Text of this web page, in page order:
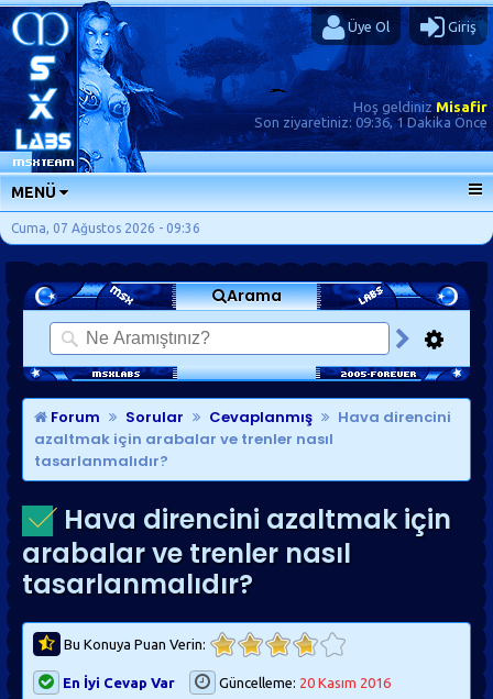
Üye Ol Giriş
Hoş geldinizMisafir
Son ziyaretiniz: 09:36, 1 Dakika Önce
MENÜ
ANA SAYFA
FORUMLAR
SORU-CEVAP
GÜNLÜKLER
SON MESAJLAR
KISAYOLLAR
Cuma, 07 Ağustos 2026 - 09:36
Arama
Forum Sorular Cevaplanmış
Hava direncini
azaltmak için arabalar ve trenler nasıl
tasarlanmalıdır?
Hava direncini azaltmak için
arabalar ve trenler nasıl
tasarlanmalıdır?
Bu Konuya Puan Verin:
En İyi Cevap Var Güncelleme: 20 Kasım 2016